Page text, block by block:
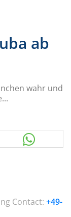
ab
wahr und
Contact: +49-